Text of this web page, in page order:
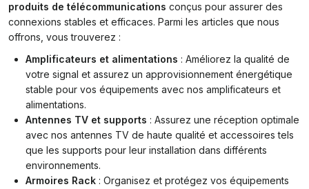
produits de télécommunications conçus pour assurer des
connexions stables et efficaces. Parmi les articles que nous
offrons, vous trouverez :
Amplificateurs et alimentations : Améliorez la qualité de
votre signal et assurez un approvisionnement énergétique
stable pour vos équipements avec nos amplificateurs et
alimentations.
Antennes TV et supports : Assurez une réception optimale
avec nos antennes TV de haute qualité et accessoires tels
que les supports pour leur installation dans différents
environnements.
Armoires Rack : Organisez et protégez vos équipements